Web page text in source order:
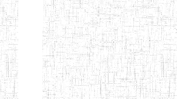
BAFANG
ENIEG DE
BAHAM
13/10/
ENIEG DE
07/08/